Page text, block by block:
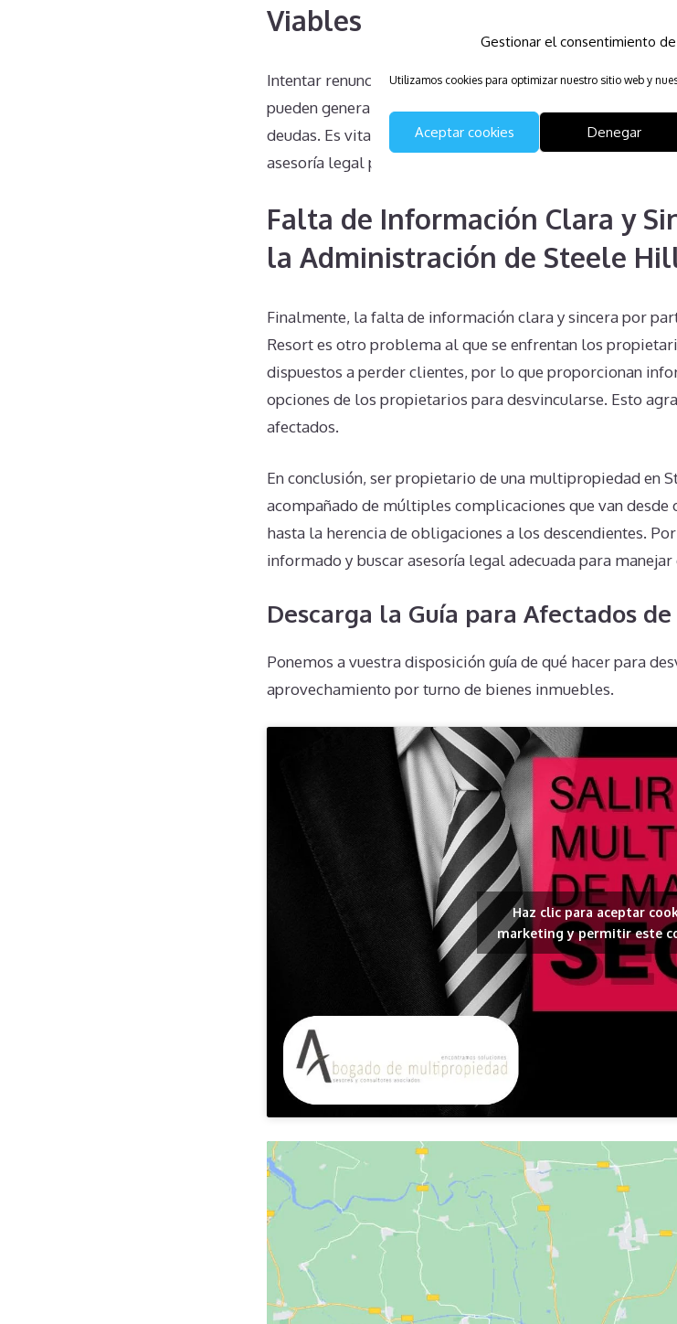
Gestionar el consentimiento
Utilizamos cookies para optimizar nuestro sitio web y
Aceptar cookies Denegar
Viables
Intentar renunciar unilateralmente a la propiedad no es
pueden generar más problemas para el propietario,
deudas. Es vital comprender que la renuncia unilateral no
asesoría legal podría ser la mejor alternativa.
Falta de Información Clara y
la Administración de Steele
Finalmente, la falta de información clara y sincera por
Resort es otro problema al que se enfrentan los
dispuestos a perder clientes, por lo que proporcionan
opciones de los propietarios para desvincularse. Esto
afectados.
En conclusión, ser propietario de una multipropiedad en
acompañado de múltiples complicaciones que van
hasta la herencia de obligaciones a los descendientes.
informado y buscar asesoría legal adecuada para
Descarga la Guía para Afectados
Ponemos a vuestra disposición guía de qué hacer para
aprovechamiento por turno de bienes inmuebles.
Haz clic para aceptar
marketing y permitir este